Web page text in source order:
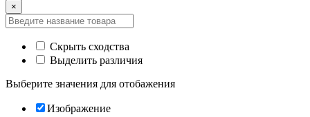
×
Скрыть сходства
Выделить различия
Выберите значения для отобажения
Изображение